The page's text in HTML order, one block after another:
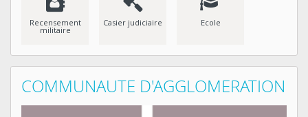
Recensement
militaire
Casier judiciaire Ecole
COMMUNAUTE D'AGGLOMERATION